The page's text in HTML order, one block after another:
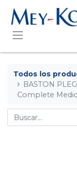
Todos los
BASTON
Complete